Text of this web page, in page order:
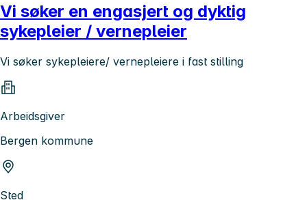
Vi søker en engasjert og dyktig
sykepleier / vernepleier
Vi søker sykepleiere/ vernepleiere i fast stilling
Arbeidsgiver
Bergen kommune
Sted